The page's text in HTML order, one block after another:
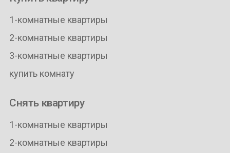
1-комнатные квартиры
2-комнатные квартиры
3-комнатные квартиры
купить комнату
Снять квартиру
1-комнатные квартиры
2-комнатные квартиры